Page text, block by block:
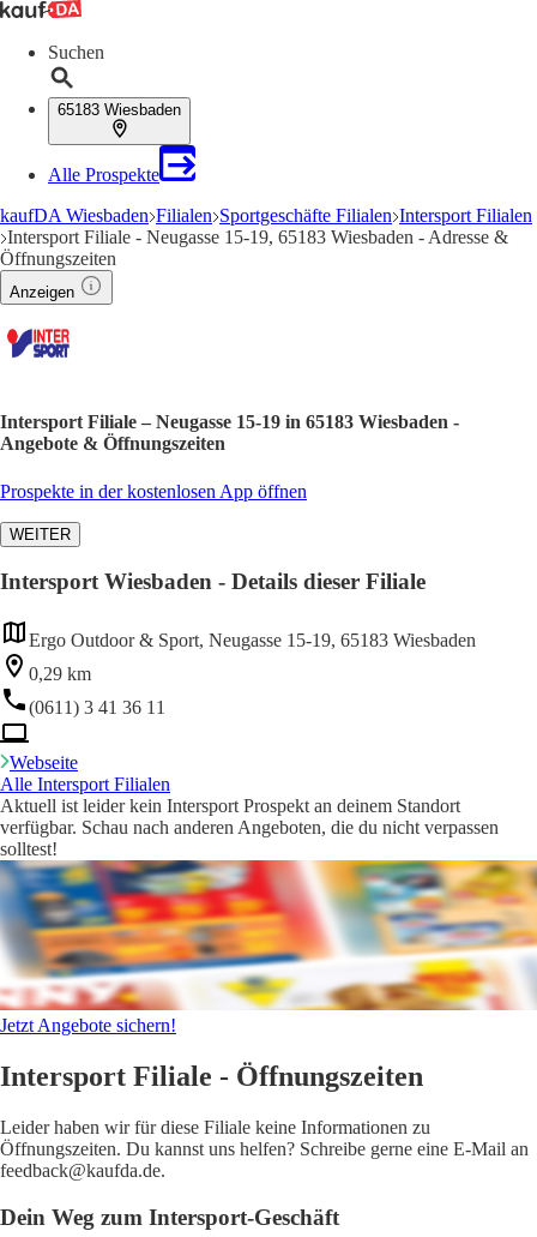
Suchen
65183 Wiesbaden
Alle Prospekte
kaufDA Wiesbaden Filialen Sportgeschäfte Filialen Intersport Filialen
Intersport Filiale - Neugasse 15-19, 65183 Wiesbaden - Adresse &
Öffnungszeiten
Anzeigen
Intersport Filiale – Neugasse 15-19 in 65183 Wiesbaden -
Angebote & Öffnungszeiten
Prospekte in der kostenlosen App öffnen
WEITER
Intersport Wiesbaden - Details dieser Filiale
Ergo Outdoor & Sport, Neugasse 15-19, 65183 Wiesbaden
0,29 km
(0611) 3 41 36 11
Webseite
Alle Intersport Filialen
Aktuell ist leider kein Intersport Prospekt an deinem Standort
verfügbar. Schau nach anderen Angeboten, die du nicht verpassen
solltest!
Jetzt Angebote sichern!
Intersport Filiale - Öffnungszeiten
Leider haben wir für diese Filiale keine Informationen zu
Öffnungszeiten. Du kannst uns helfen? Schreibe gerne eine E-Mail an
feedback@kaufda.de.
Dein Weg zum Intersport-Geschäft